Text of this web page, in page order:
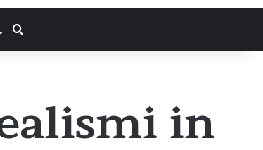
your shopping cart
Switch skin
in